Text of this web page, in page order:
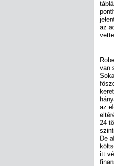
az
van
az
24
De
itt